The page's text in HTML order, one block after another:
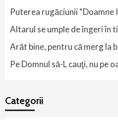
Puterea rugăciunii “Doamne
Altarul se umple de îngeri în
Arăt bine, pentru că merg la
Pe Domnul să-L cauţi, nu pe
Categorii